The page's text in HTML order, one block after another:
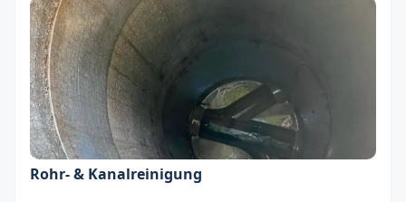
Rohr- & Kanalreinigung